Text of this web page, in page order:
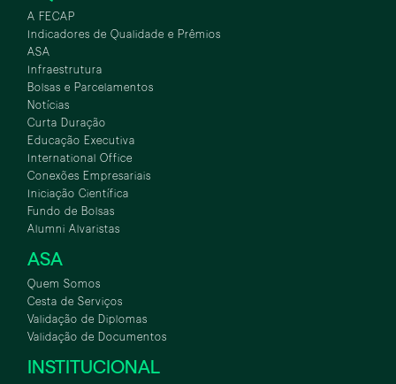
A FECAP
Indicadores de Qualidade e Prêmios
ASA
Infraestrutura
Bolsas e Parcelamentos
Notícias
Curta Duração
Educação Executiva
International Office
Conexões Empresariais
Iniciação Científica
Fundo de Bolsas
Alumni Alvaristas
ASA
Quem Somos
Cesta de Serviços
Validação de Diplomas
Validação de Documentos
INSTITUCIONAL